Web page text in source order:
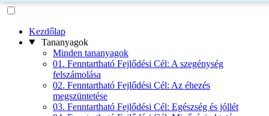
Kezdőlap
Tananyagok
Minden tananyagok
01. Fenntartható Fejlődési Cél: A szegénység
felszámolása
02. Fenntartható Fejlődési Cél: Az éhezés
megszüntetése
03. Fenntartható Fejlődési Cél: Egészség és jóllét